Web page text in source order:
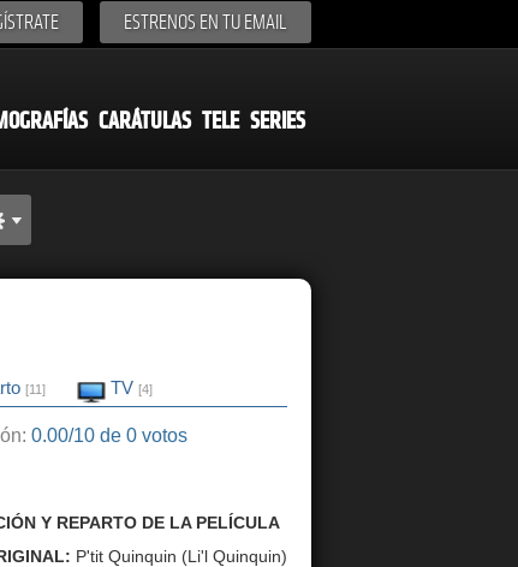
ESTRENOS EN TU EMAIL
CARÁTULAS TELE SERIES
[11] TV [4]
0.00/10 de 0 votos
Y REPARTO DE LA PELÍCULA
P'tit Quinquin (Li'l Quinquin)